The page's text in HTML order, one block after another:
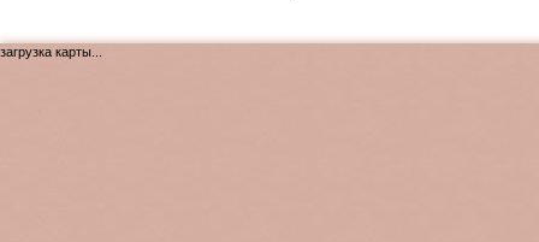
загрузка карты...